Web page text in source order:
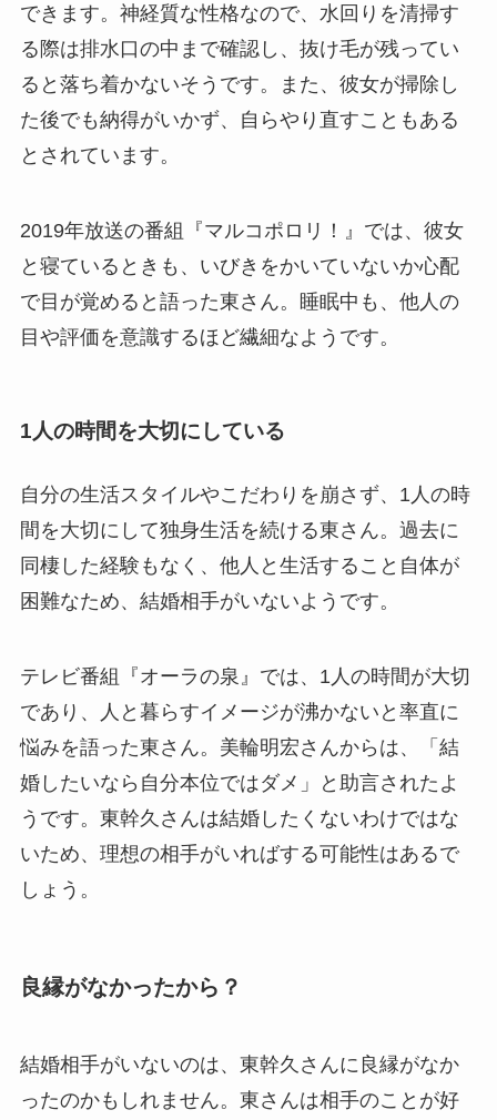
できます。神経質な性格なので、水回りを清掃す
る際は排水口の中まで確認し、抜け毛が残ってい
ると落ち着かないそうです。また、彼女が掃除し
た後でも納得がいかず、自らやり直すこともある
とされています。
2019年放送の番組『マルコポロリ！』では、彼女
と寝ているときも、いびきをかいていないか心配
で目が覚めると語った東さん。睡眠中も、他人の
目や評価を意識するほど繊細なようです。
1人の時間を大切にしている
自分の生活スタイルやこだわりを崩さず、1人の時
間を大切にして独身生活を続ける東さん。過去に
同棲した経験もなく、他人と生活すること自体が
困難なため、結婚相手がいないようです。
テレビ番組『オーラの泉』では、1人の時間が大切
であり、人と暮らすイメージが沸かないと率直に
悩みを語った東さん。美輪明宏さんからは、「結
婚したいなら自分本位ではダメ」と助言されたよ
うです。東幹久さんは結婚したくないわけではな
いため、理想の相手がいればする可能性はあるで
しょう。
良縁がなかったから？
結婚相手がいないのは、東幹久さんに良縁がなか
ったのかもしれません。東さんは相手のことが好